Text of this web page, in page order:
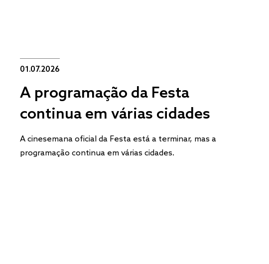
01.07.2026
A programação da Festa
continua em várias cidades
A cinesemana oficial da Festa está a terminar, mas a
programação continua em várias cidades.